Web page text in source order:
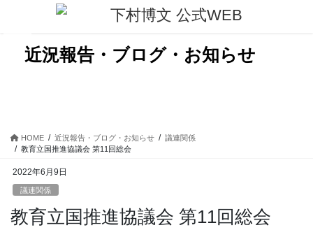
近況報告・ブログ・お知らせ
HOME 近況報告・ブログ・お知らせ
議連関係
教育立国推進協議会 第11回総会
2022年6月9日
議連関係
教育立国推進協議会 第11回総会